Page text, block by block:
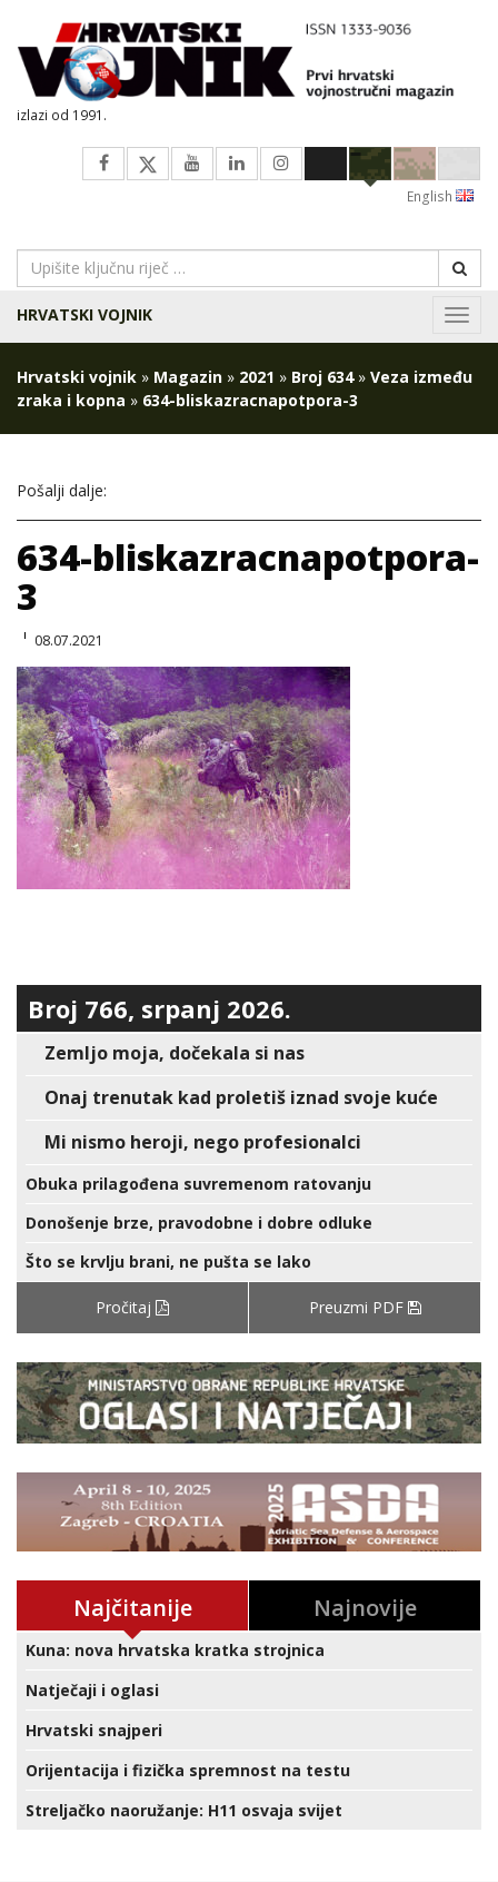
izlazi od 1991.
English
HRVATSKI VOJNIK
Hrvatski vojnik » Magazin » 2021 » Broj 634» Veza između
zraka i kopna » 634-bliskazracnapotpora-3
Pošalji dalje:
634-bliskazracnapotpora-
3
08.07.2021
Broj 766, srpanj 2026.
Zemljo moja, dočekala si nas
Onaj trenutak kad proletiš iznad svoje kuće
Mi nismo heroji, nego profesionalci
Obuka prilagođena suvremenom ratovanju
Donošenje brze, pravodobne i dobre odluke
Što se krvlju brani, ne pušta se lako
Pročitaj Preuzmi PDF
Najčitanije Najnovije
Kuna: nova hrvatska kratka strojnica
Natječaji i oglasi
Hrvatski snajperi
Orijentacija i fizička spremnost na testu
Streljačko naoružanje: H11 osvaja svijet